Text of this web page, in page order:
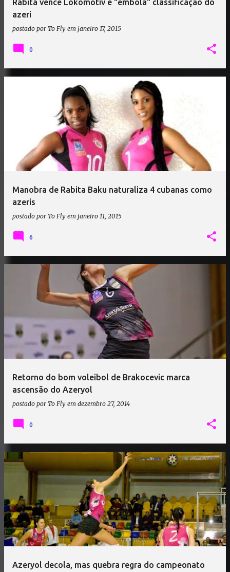
Rabita vence Lokomotiv e "embola" classificação do
azeri
postado por To Fly em janeiro 17, 2015
0
Manobra de Rabita Baku naturaliza 4 cubanas como
azeris
postado por To Fly em janeiro 11, 2015
6
Retorno do bom voleibol de Brakocevic marca
ascensão do Azeryol
postado por To Fly em dezembro 27, 2014
0
Azeryol decola, mas quebra regra do campeonato